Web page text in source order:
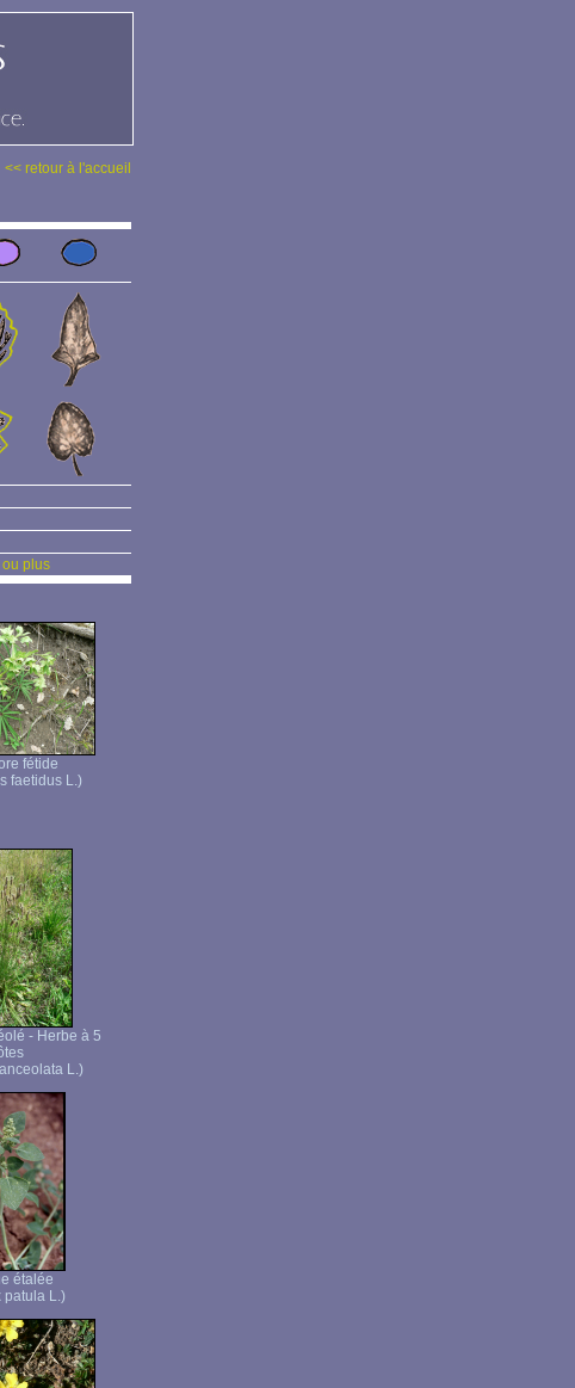
<< retour à l'accueil
ou plus
fétide
faetidus L.)
- Herbe à 5
L.)
étalée
patula L.)